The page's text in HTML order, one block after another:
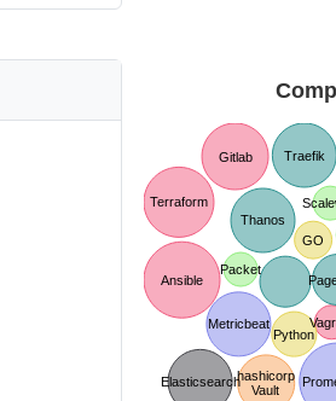
Elasticsearch
Packet
hashicorp
Vault
Metricbeat
Terraform
Ansible
Gitlab
Python
GO
Thanos
Traefik